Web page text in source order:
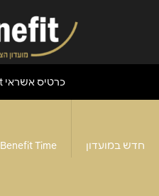
כרטיס אשראי Hi-Benefit
חדש במועדון Benefit Time